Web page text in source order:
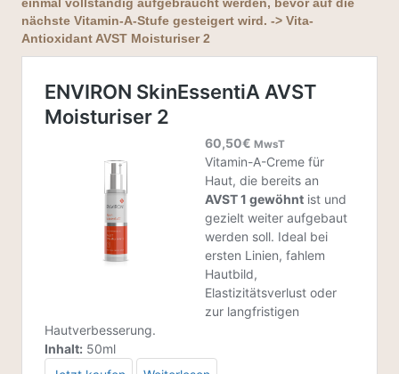
einmal vollständig aufgebraucht werden, bevor auf die
nächste Vitamin-A-Stufe gesteigert wird. -> Vita-
Antioxidant AVST Moisturiser 2